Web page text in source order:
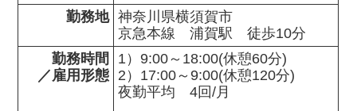
勤務地 神奈川県横須賀市
京急本線　浦賀駅　徒歩10分
勤務時間
／雇用形態
1）9:00～18:00(休憩60分)
2）17:00～9:00(休憩120分)
夜勤平均　4回/月